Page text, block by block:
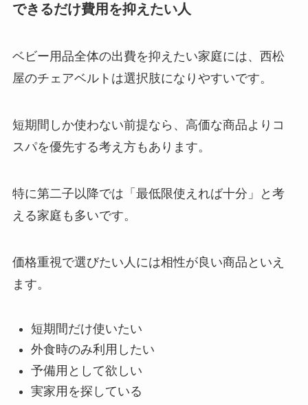
できるだけ費用を抑えたい人
ベビー用品全体の出費を抑えたい家庭には、西松
屋のチェアベルトは選択肢になりやすいです。
短期間しか使わない前提なら、高価な商品よりコ
スパを優先する考え方もあります。
特に第二子以降では「最低限使えれば十分」と考
える家庭も多いです。
価格重視で選びたい人には相性が良い商品といえ
ます。
短期間だけ使いたい
外食時のみ利用したい
予備用として欲しい
実家用を探している